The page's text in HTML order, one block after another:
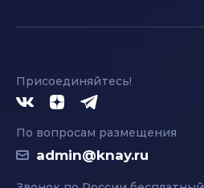
Присоединяйтесь!
По вопросам размещения
admin@knay.ru